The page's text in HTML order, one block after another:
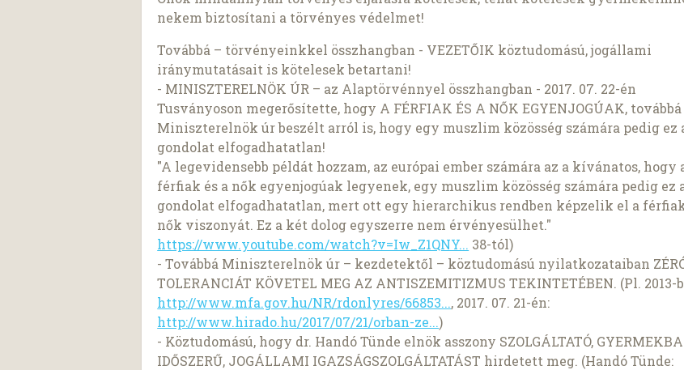
nekem biztosítani a törvényes védelmet!
Továbbá – törvényeinkkel összhangban - VEZETŐIK köztudomású, jogállami
iránymutatásait is kötelesek betartani!
- MINISZTERELNÖK ÚR – az Alaptörvénnyel összhangban - 2017. 07. 22-én
Tusványoson megerősítette, hogy A FÉRFIAK ÉS A NŐK EGYENJOGÚAK, továbbá
Miniszterelnök úr beszélt arról is, hogy egy muszlim közösség számára pedig ez
gondolat elfogadhatatlan!
"A legevidensebb példát hozzam, az európai ember számára az a kívánatos, hogy
férfiak és a nők egyenjogúak legyenek, egy muszlim közösség számára pedig ez
gondolat elfogadhatatlan, mert ott egy hierarchikus rendben képzelik el a
nők viszonyát. Ez a két dolog egyszerre nem érvényesülhet."
https://www.youtube.com/watch?v=Iw_Z1QNY... 38-tól)
- Továbbá Miniszterelnök úr – kezdetektől – köztudomású nyilatkozataiban
TOLERANCIÁT KÖVETEL MEG AZ ANTISZEMITIZMUS TEKINTETÉBEN. (Pl. 2013-
http://www.mfa.gov.hu/NR/rdonlyres/66853..., 2017. 07. 21-én:
http://www.hirado.hu/2017/07/21/orban-ze...)
- Köztudomású, hogy dr. Handó Tünde elnök asszony SZOLGÁLTATÓ,
IDŐSZERŰ, JOGÁLLAMI IGAZSÁGSZOLGÁLTATÁST hirdetett meg. (Handó Tünde: